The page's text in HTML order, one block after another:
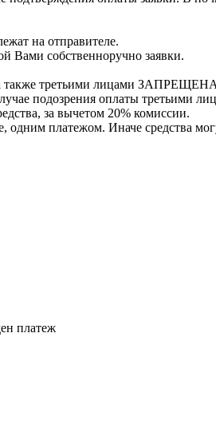
на отправителе.
Вами собственноручно заявки.
третьими лицами ЗАПРЕЩЕНА!
подозрения оплаты третьими
за вычетом 20% комиссии.
платежом. Иначе средства
платеж